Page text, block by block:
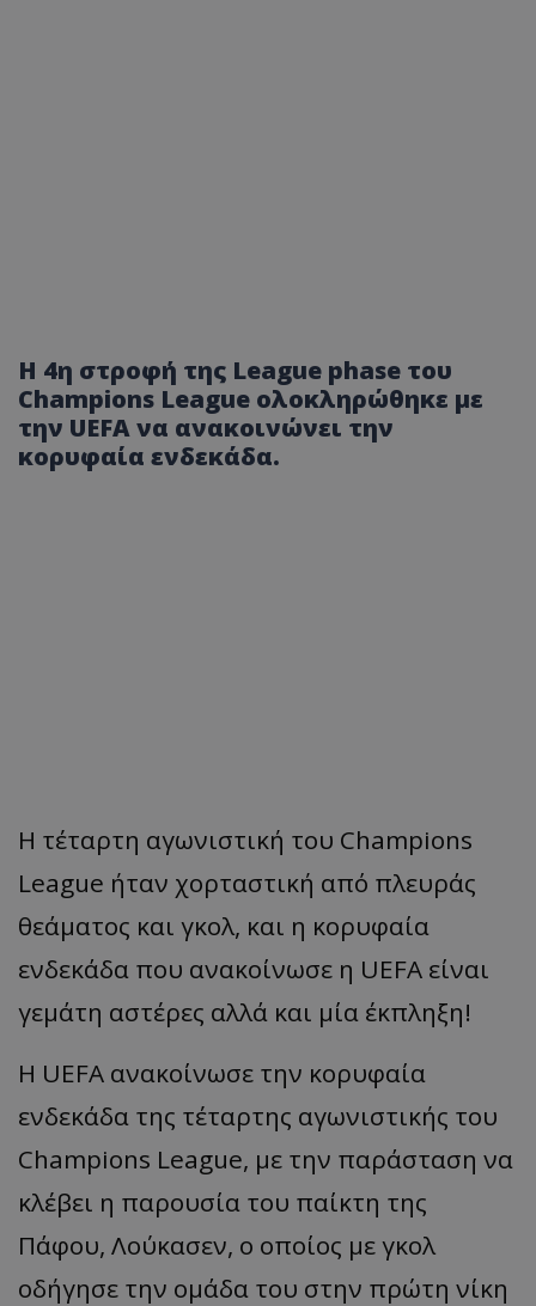
Η 4η στροφή της League phase του
Champions League ολοκληρώθηκε με
την UEFA να ανακοινώνει την
κορυφαία ενδεκάδα.
Η τέταρτη αγωνιστική του Champions
League ήταν χορταστική από πλευράς
θεάματος και γκολ, και η κορυφαία
ενδεκάδα που ανακοίνωσε η UEFA είναι
γεμάτη αστέρες αλλά και μία έκπληξη!
Η UEFA ανακοίνωσε την κορυφαία
ενδεκάδα της τέταρτης αγωνιστικής του
Champions League, με την παράσταση να
κλέβει η παρουσία του παίκτη της
Πάφου, Λούκασεν, ο οποίος με γκολ
οδήγησε την ομάδα του στην πρώτη νίκη